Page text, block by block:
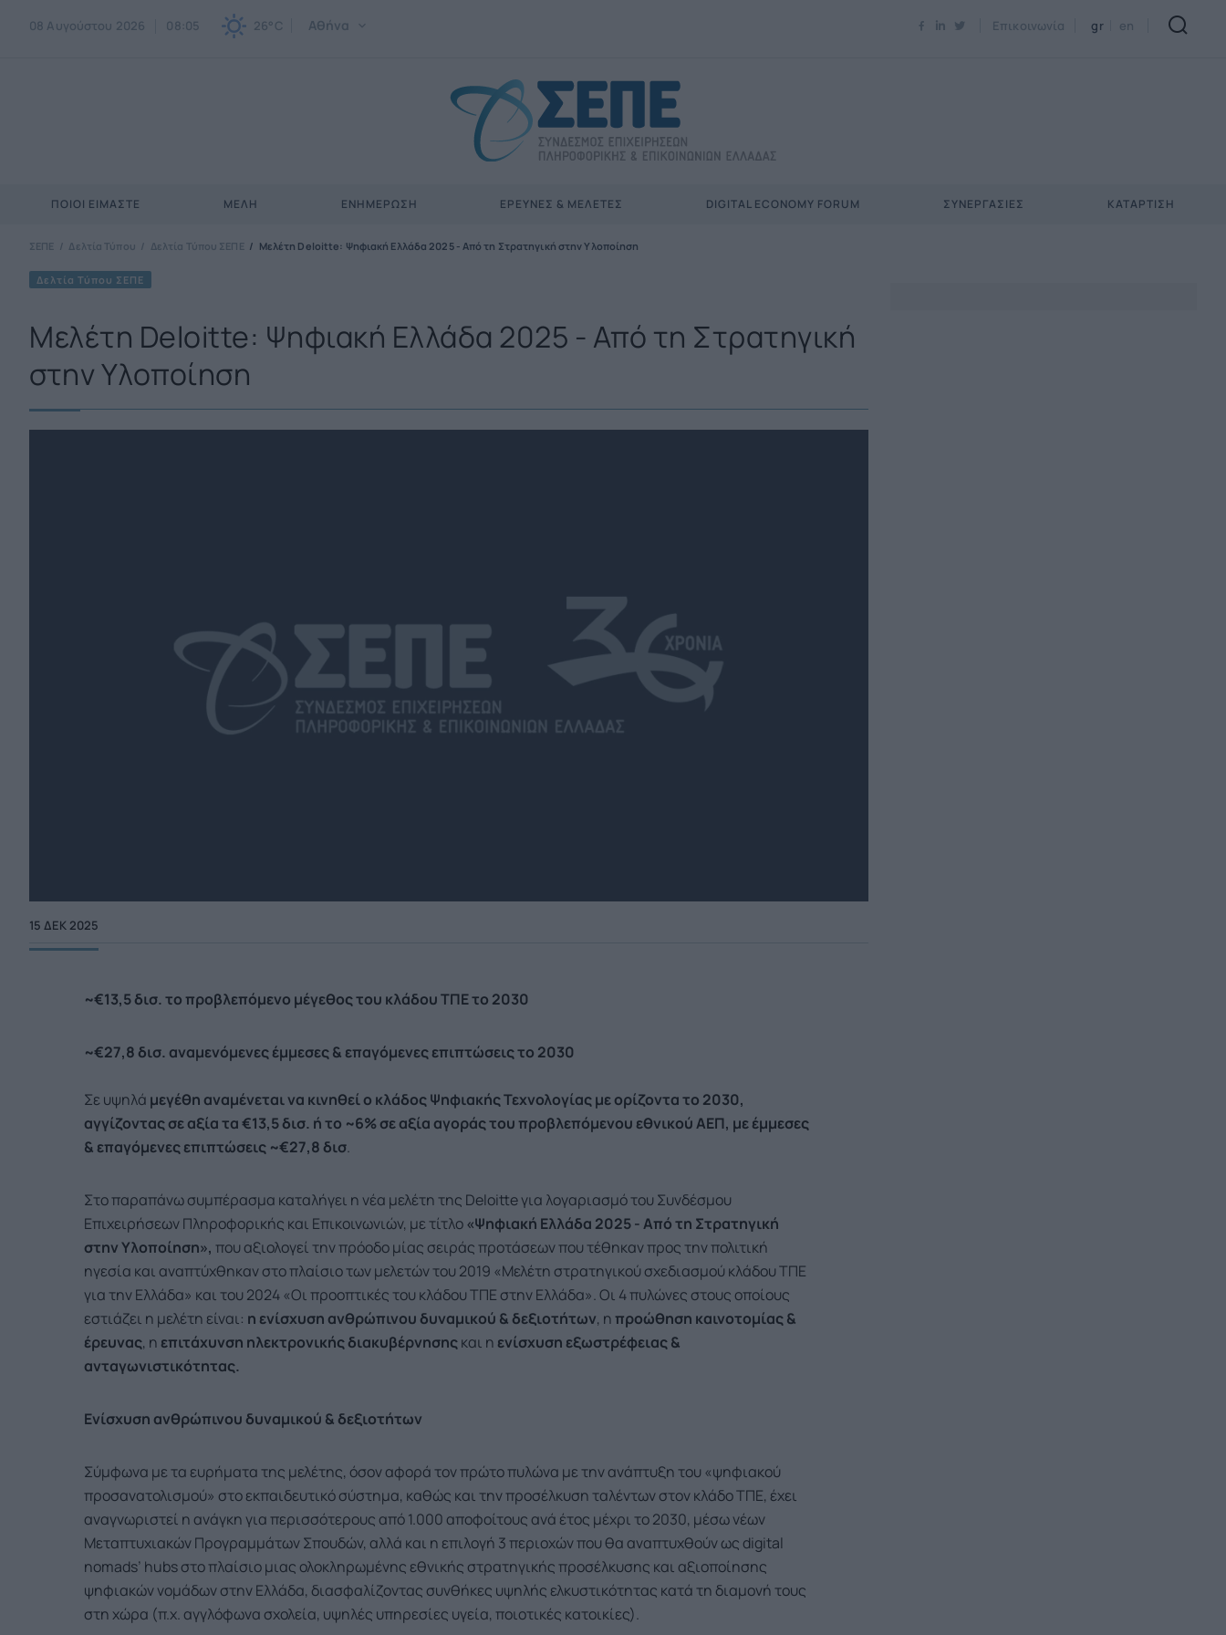
08 Αυγούστου 2026 08:05 26°C Αθήνα Επικοινωνία gr en
ΠΟΙΟΙ ΕΊΜΑΣΤΕ ΜΈΛΗ ΕΝΗΜΕΡΩΣΗ ΈΡΕΥΝΕΣ & ΜΕΛΈΤΕΣ DIGITAL ECONOMY FORUM ΣΥΝΕΡΓΑΣΊΕΣ ΚΑΤΆΡΤΙΣΗ
ΣΕΠΕ Δελτία Τύπου Δελτία Τύπου ΣΕΠΕ Μελέτη Deloitte: Ψηφιακή Ελλάδα 2025 - Από τη Στρατηγική στην Υλοποίηση
Δελτία Τύπου ΣΕΠΕ
Μελέτη Deloitte: Ψηφιακή Ελλάδα 2025 - Από τη Στρατηγική
στην Υλοποίηση
15 ΔΕΚ 2025
~€13,5 δισ. το προβλεπόμενο μέγεθος του κλάδου ΤΠΕ το 2030
~€27,8 δισ. αναμενόμενες έμμεσες & επαγόμενες επιπτώσεις το 2030
Σε υψηλά μεγέθη αναμένεται να κινηθεί ο κλάδος Ψηφιακής Τεχνολογίας με ορίζοντα το 2030,
αγγίζοντας σε αξία τα €13,5 δισ. ή το ~6% σε αξία αγοράς του προβλεπόμενου εθνικού ΑΕΠ, με έμμεσες
& επαγόμενες επιπτώσεις ~€27,8 δισ.
Στο παραπάνω συμπέρασμα καταλήγει η νέα μελέτη της Deloitte για λογαριασμό του Συνδέσμου
Επιχειρήσεων Πληροφορικής και Επικοινωνιών, με τίτλο«Ψηφιακή Ελλάδα 2025 - Από τη Στρατηγική
στην Υλοποίηση», που αξιολογεί την πρόοδο μίας σειράς προτάσεων που τέθηκαν προς την πολιτική
ηγεσία και αναπτύχθηκαν στο πλαίσιο των μελετών του 2019 «Μελέτη στρατηγικού σχεδιασμού κλάδου ΤΠΕ
για την Ελλάδα» και του 2024 «Οι προοπτικές του κλάδου ΤΠΕ στην Ελλάδα». Οι 4 πυλώνες στους οποίους
εστιάζει η μελέτη είναι: η ενίσχυση ανθρώπινου δυναμικού & δεξιοτήτων, ηπροώθηση καινοτομίας &
έρευνας, η επιτάχυνση ηλεκτρονικής διακυβέρνησηςκαι η ενίσχυση εξωστρέφειας &
ανταγωνιστικότητας.
Ενίσχυση ανθρώπινου δυναμικού & δεξιοτήτων
Σύμφωνα με τα ευρήματα της μελέτης, όσον αφορά τον πρώτο πυλώνα με την ανάπτυξη του «ψηφιακού
προσανατολισμού» στο εκπαιδευτικό σύστημα, καθώς και την προσέλκυση ταλέντων στον κλάδο ΤΠΕ, έχει
αναγνωριστεί η ανάγκη για περισσότερους από 1.000 αποφοίτους ανά έτος μέχρι το 2030, μέσω νέων
Μεταπτυχιακών Προγραμμάτων Σπουδών, αλλά και η επιλογή 3 περιοχών που θα αναπτυχθούν ως digital
nomads’ hubs στο πλαίσιο μιας ολοκληρωμένης εθνικής στρατηγικής προσέλκυσης και αξιοποίησης
ψηφιακών νομάδων στην Ελλάδα, διασφαλίζοντας συνθήκες υψηλής ελκυστικότητας κατά τη διαμονή τους
στη χώρα (π.χ. αγγλόφωνα σχολεία, υψηλές υπηρεσίες υγεία, ποιοτικές κατοικίες).
Newsletter Email*